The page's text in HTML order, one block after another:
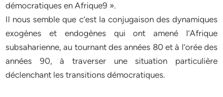
démocratiques en Afrique9 ».
Il nous semble que c’est la conjugaison des dynamiques
exogènes et endogènes qui ont amené l’Afrique
subsaharienne, au tournant des années 80 et à l’orée des
années 90, à traverser une situation particulière
déclenchant les transitions démocratiques.